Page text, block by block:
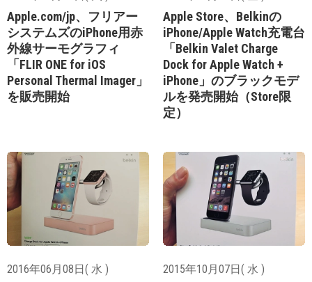
Apple.com/jp、フリアー
システムズのiPhone用赤
外線サーモグラフィ
「FLIR ONE for iOS
Personal Thermal Imager」
を販売開始
Apple Store、Belkinの
iPhone/Apple Watch充電台
「Belkin Valet Charge
Dock for Apple Watch +
iPhone」のブラックモデ
ルを発売開始（Store限
定）
2016年06月08日( 水 ) 2015年10月07日( 水 )